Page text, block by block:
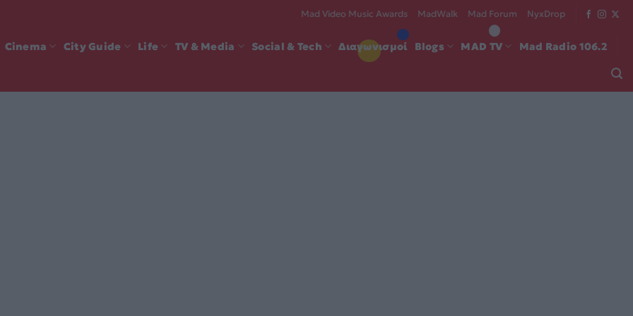
Mad Video Music Awards MadWalk Mad Forum NyxDrop
Cinema City Guide Life TV & Media Social & Tech Διαγωνισμοί Blogs MAD TV Mad Radio 106.2